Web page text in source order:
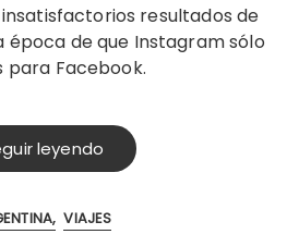
resultados de
época de que Instagram sólo
Facebook.
leyendo
VIAJES